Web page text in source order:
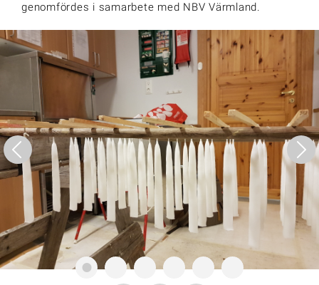
genomfördes i samarbete med NBV Värmland.